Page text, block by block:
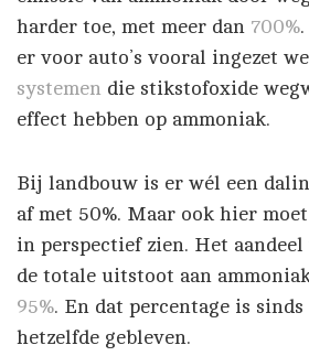
harder toe, met meer dan 700%
er voor auto’s vooral ingezet
systemen die stikstofoxide
effect hebben op ammoniak.
Bij landbouw is er wél een
af met 50%. Maar ook hier
in perspectief zien. Het
de totale uitstoot aan
95%. En dat percentage is
hetzelfde gebleven.